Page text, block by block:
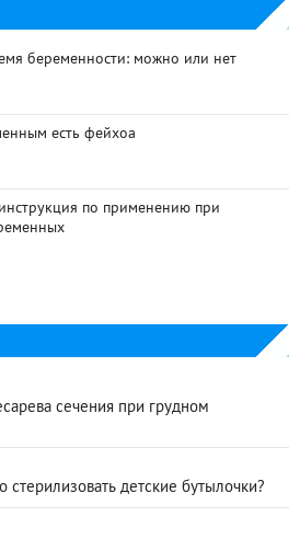
беременности: можно или нет
есть фейхоа
по применению при
сечения при грудном
стерилизовать детские бутылочки?